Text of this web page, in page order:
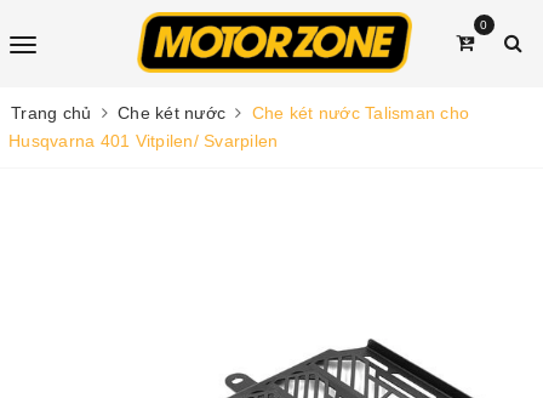
0
Trang chủ Che két nước
Che két nước Talisman cho
Husqvarna 401 Vitpilen/ Svarpilen